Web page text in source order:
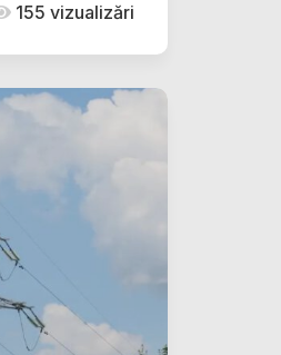
155 vizualizări